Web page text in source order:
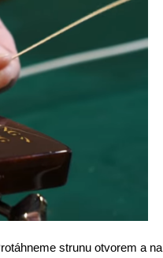
strunu otvorem a na